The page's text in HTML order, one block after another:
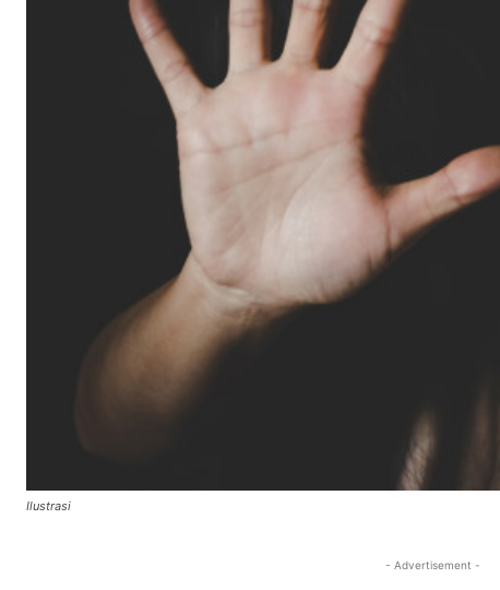
Ilustrasi
- Advertisement -